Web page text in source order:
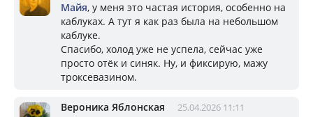
Майя, у меня это частая история, особенно на
каблуках. А тут я как раз была на небольшом
каблуке.
Спасибо, холод уже не успела, сейчас уже
просто отёк и синяк. Ну, и фиксирую, мажу
троксевазином.
Вероника Яблонская 25.04.2026 11:11